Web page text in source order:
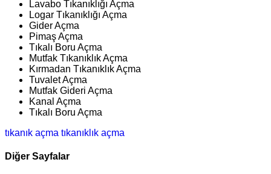
Lavabo Tıkanıklığı Açma
Logar Tıkanıklığı Açma
Gider Açma
Pimaş Açma
Tıkalı Boru Açma
Mutfak Tıkanıklık Açma
Kırmadan Tıkanıklık Açma
Tuvalet Açma
Mutfak Gideri Açma
Kanal Açma
Tıkalı Boru Açma
tıkanık açma tıkanıklık açma
Diğer Sayfalar